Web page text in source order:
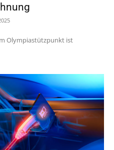
Olympiastützpunkt ist